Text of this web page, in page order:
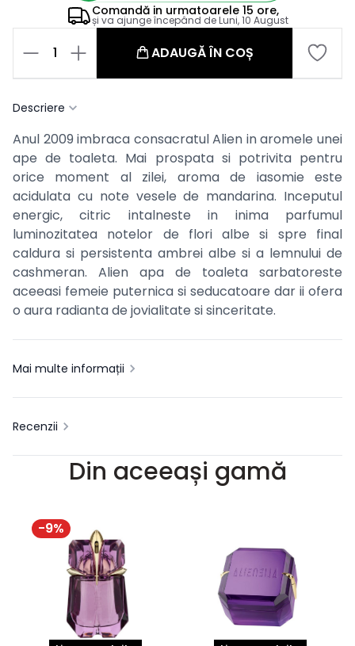
Comandă in urmatoarele 15 ore,
și va ajunge începând deLuni, 10 August
1 ADAUGĂ ÎN COȘ
Descriere
Anul 2009 imbraca consacratul Alien in aromele unei
ape de toaleta. Mai prospata si potrivita pentru
orice moment al zilei, aroma de iasomie este
acidulata cu note vesele de mandarina. Inceputul
energic, citric intalneste in inima parfumul
luminozitatea notelor de flori albe si spre final
caldura si persistenta ambrei albe si a lemnului de
cashmeran. Alien apa de toaleta sarbatoreste
aceeasi femeie puternica si seducatoare dar ii ofera
o aura radianta de jovialitate si sinceritate.
Mai multe informații
Recenzii
Din aceeași gamă
-9%